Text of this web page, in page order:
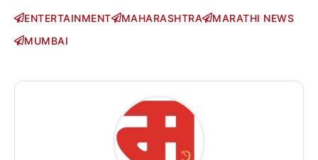
ENTERTAINMENT MAHARASHTRA
MARATHI NEWS
MUMBAI